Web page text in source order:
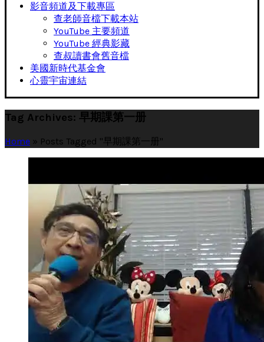
影音頻道及下載專區
查老師音檔下載本站
YouTube 主要頻道
YouTube 經典影藏
查叔讀書會舊音檔
美國新時代基金會
心靈宇宙連結
Tag Archives: 早期課第一册
Home » Posts Tagged "早期課第一册"